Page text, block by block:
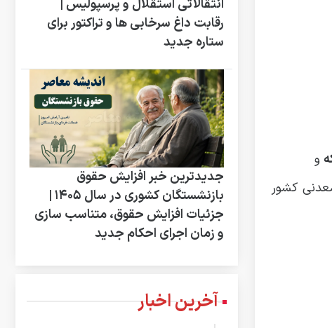
و
کشور
انتقالاتی استقلال و پرسپولیس |
رقابت داغ سرخابی ها و تراکتور برای
ستاره جدید
جدیدترین خبر افزایش حقوق
بازنشستگان کشوری در سال ۱۴۰۵ |
جزئیات افزایش حقوق، متناسب سازی
و زمان اجرای احکام جدید
آخرین اخبار